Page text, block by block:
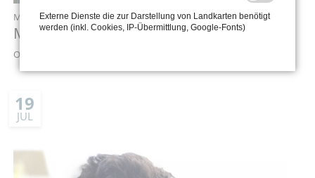
Mittwoch,22.07.2026 , 12:00 Uhr
Mittagskonzert „Orgel punkt Zwölf“
Ort: Stadtkirche St. Wenzel zu Naumburg
19
JUL
Externe Dienste die zur Darstellung von Landkarten benötigt
werden (inkl. Cookies, IP-Übermittlung, Google-Fonts)